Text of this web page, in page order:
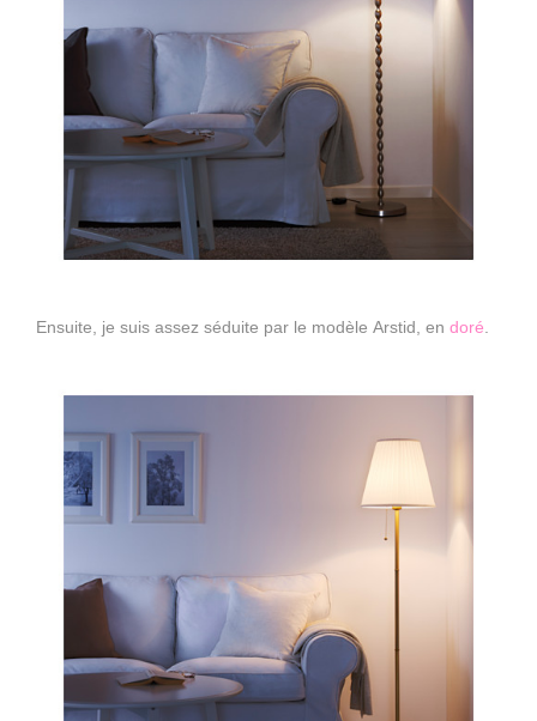
Ensuite, je suis assez séduite par le modèle Arstid, en doré